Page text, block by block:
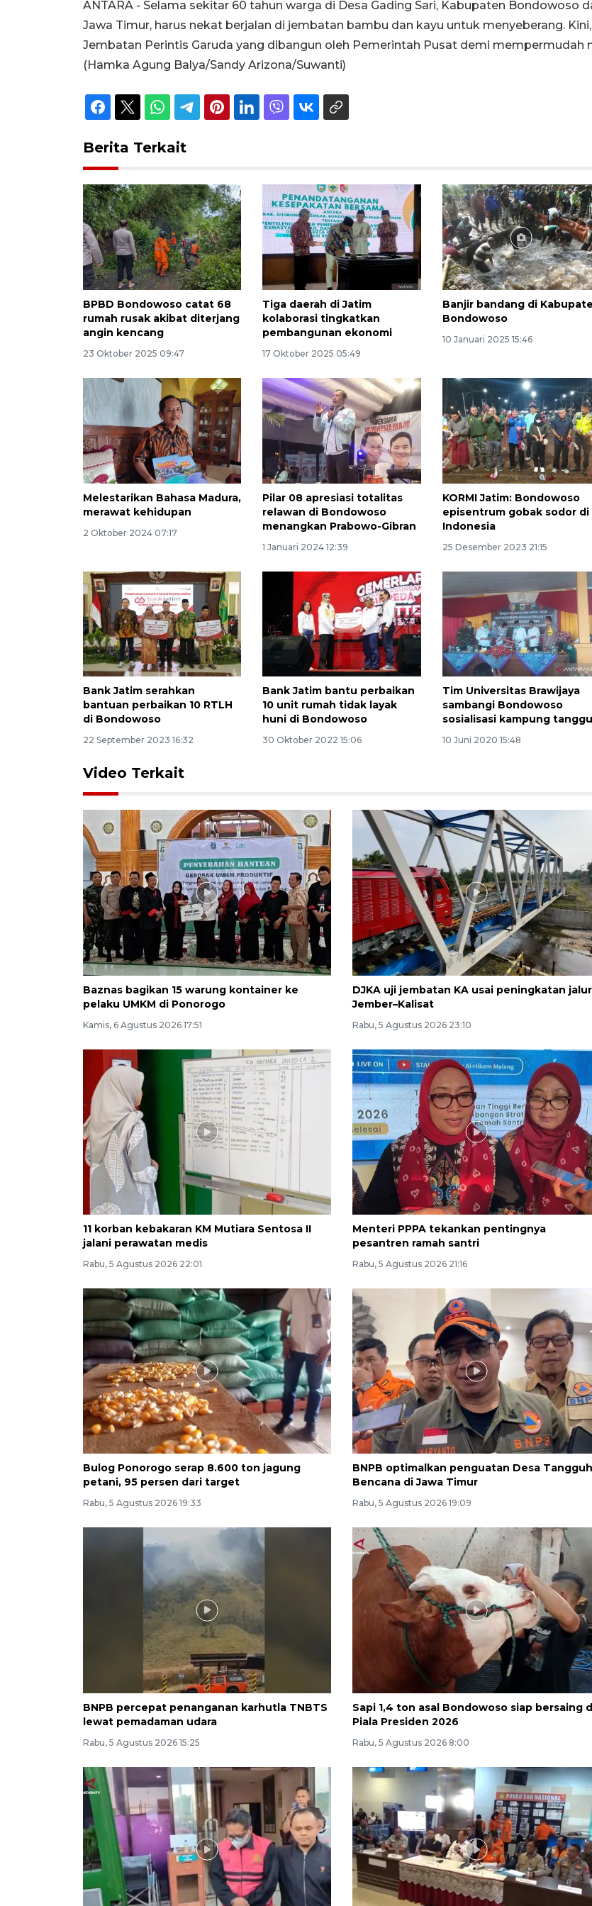
ANTARA - Selama sekitar 60 tahun warga di Desa Gading Sari, Kabupaten Bondowoso
Jawa Timur, harus nekat berjalan di jembatan bambu dan kayu untuk menyeberang.
Jembatan Perintis Garuda yang dibangun oleh Pemerintah Pusat demi
(Hamka Agung Balya/Sandy Arizona/Suwanti)
Berita Terkait
BPBD Bondowoso catat 68
rumah rusak akibat diterjang
angin kencang
23 Oktober 2025 09:47
Tiga daerah di Jatim
kolaborasi tingkatkan
pembangunan ekonomi
17 Oktober 2025 05:49
Banjir bandang di
Bondowoso
10 Januari 2025 15:46
Melestarikan Bahasa Madura,
merawat kehidupan
2 Oktober 2024 07:17
Pilar 08 apresiasi totalitas
relawan di Bondowoso
menangkan Prabowo-Gibran
1 Januari 2024 12:39
KORMI Jatim: Bondowoso
episentrum gobak sodor di
Indonesia
25 Desember 2023 21:15
Bank Jatim serahkan
bantuan perbaikan 10 RTLH
di Bondowoso
22 September 2023 16:32
Bank Jatim bantu perbaikan
10 unit rumah tidak layak
huni di Bondowoso
30 Oktober 2022 15:06
Tim Universitas Brawijaya
sambangi Bondowoso
sosialisasi kampung
10 Juni 2020 15:48
Video Terkait
Baznas bagikan 15 warung kontainer ke
pelaku UMKM di Ponorogo
Kamis, 6 Agustus 2026 17:51
DJKA uji jembatan KA usai peningkatan jalur
Jember–Kalisat
Rabu, 5 Agustus 2026 23:10
11 korban kebakaran KM Mutiara Sentosa II
jalani perawatan medis
Rabu, 5 Agustus 2026 22:01
Menteri PPPA tekankan pentingnya
pesantren ramah santri
Rabu, 5 Agustus 2026 21:16
Bulog Ponorogo serap 8.600 ton jagung
petani, 95 persen dari target
Rabu, 5 Agustus 2026 19:33
BNPB optimalkan penguatan Desa Tangguh
Bencana di Jawa Timur
Rabu, 5 Agustus 2026 19:09
BNPB percepat penanganan karhutla TNBTS
lewat pemadaman udara
Rabu, 5 Agustus 2026 15:25
Sapi 1,4 ton asal Bondowoso siap bersaing
Piala Presiden 2026
Rabu, 5 Agustus 2026 8:00
Persebaya juara Piala
Presiden 2026
13 jam lalu
BPBD Jatim kerahkan "Drone
Water Spray" bantu
kebakaran Bromo
6 Agustus 2026 18:23